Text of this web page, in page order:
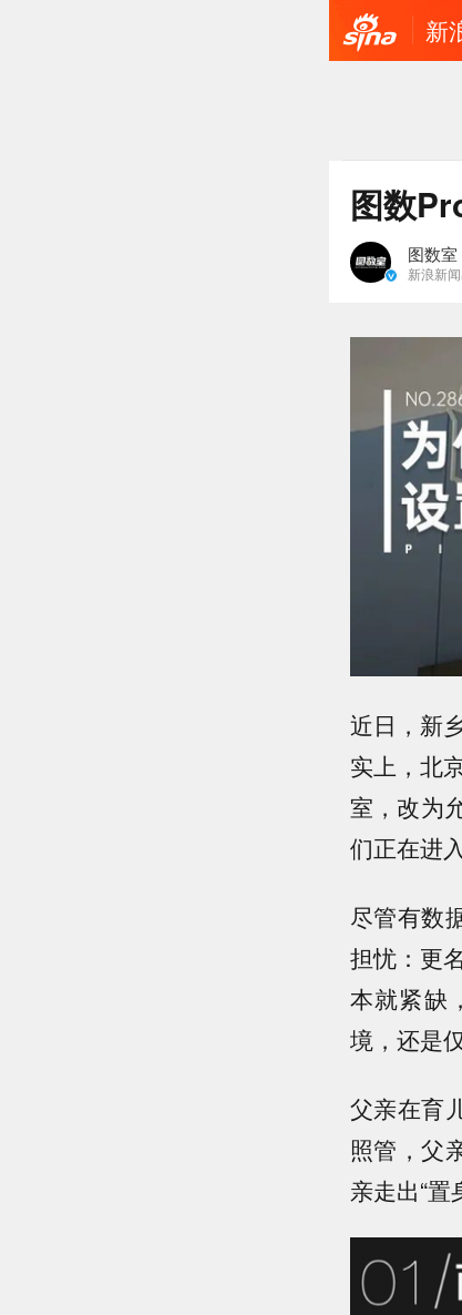
新
图数
图数室
新浪新
近日，新
实上，北
室，改为
们正在进
尽管有数
担忧：更
本就紧缺
境，还是
父亲在育
照管，父
亲走出“置